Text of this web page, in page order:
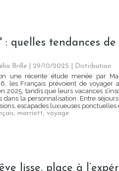
quelles tendances de
Brille | 29/10/2025
Distribution
une récente étude menée par
les Français prévoient de voyager
2025, tandis que leurs vacances
dans la personnalisation. Entre
escapades luxueuses ponctuelles
, marriott, voyage
lisse, place à